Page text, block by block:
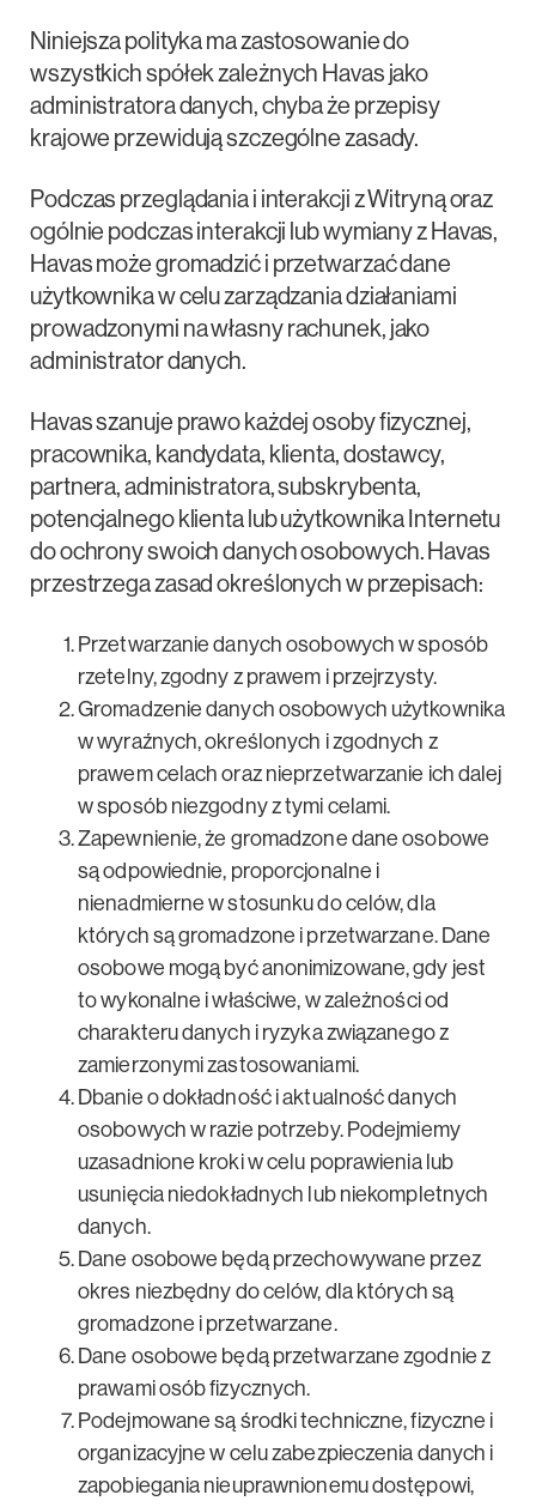
Niniejsza polityka ma zastosowanie do
wszystkich spółek zależnych Havas jako
administratora danych, chyba że przepisy
krajowe przewidują szczególne zasady.
Podczas przeglądania i interakcji z Witryną oraz
ogólnie podczas interakcji lub wymiany z Havas,
Havas może gromadzić i przetwarzać dane
użytkownika w celu zarządzania działaniami
prowadzonymi na własny rachunek, jako
administrator danych.
Havas szanuje prawo każdej osoby fizycznej,
pracownika, kandydata, klienta, dostawcy,
partnera, administratora, subskrybenta,
potencjalnego klienta lub użytkownika Internetu
do ochrony swoich danych osobowych. Havas
przestrzega zasad określonych w przepisach:
Przetwarzanie danych osobowych w sposób
rzetelny, zgodny z prawem i przejrzysty.
Gromadzenie danych osobowych użytkownika
w wyraźnych, określonych i zgodnych z
prawem celach oraz nieprzetwarzanie ich dalej
w sposób niezgodny z tymi celami.
Zapewnienie, że gromadzone dane osobowe
są odpowiednie, proporcjonalne i
nienadmierne w stosunku do celów, dla
których są gromadzone i przetwarzane. Dane
osobowe mogą być anonimizowane, gdy jest
to wykonalne i właściwe, w zależności od
charakteru danych i ryzyka związanego z
zamierzonymi zastosowaniami.
Dbanie o dokładność i aktualność danych
osobowych w razie potrzeby. Podejmiemy
uzasadnione kroki w celu poprawienia lub
usunięcia niedokładnych lub niekompletnych
danych.
Dane osobowe będą przechowywane przez
okres niezbędny do celów, dla których są
gromadzone i przetwarzane.
Dane osobowe będą przetwarzane zgodnie z
prawami osób fizycznych.
Podejmowane są środki techniczne, fizyczne i
organizacyjne w celu zabezpieczenia danych i
zapobiegania nieuprawnionemu dostępowi,